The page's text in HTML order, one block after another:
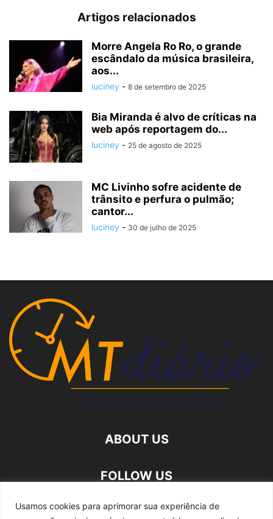
Usamos cookies para aprimorar sua experiência de
Artigos relacionados
Morre Angela Ro Ro, o grande
escândalo da música brasileira,
aos...
luciney - 8 de setembro de 2025
Bia Miranda é alvo de críticas na
web após reportagem do...
luciney - 25 de agosto de 2025
MC Livinho sofre acidente de
trânsito e perfura o pulmão;
cantor...
luciney - 30 de julho de 2025
ABOUT US
FOLLOW US